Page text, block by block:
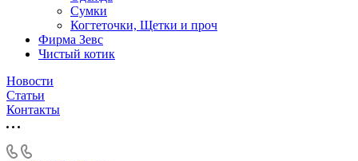
Сумки
Когтеточки, Щетки и проч
Фирма Зевс
Чистый котик
Новости
Статьи
Контакты